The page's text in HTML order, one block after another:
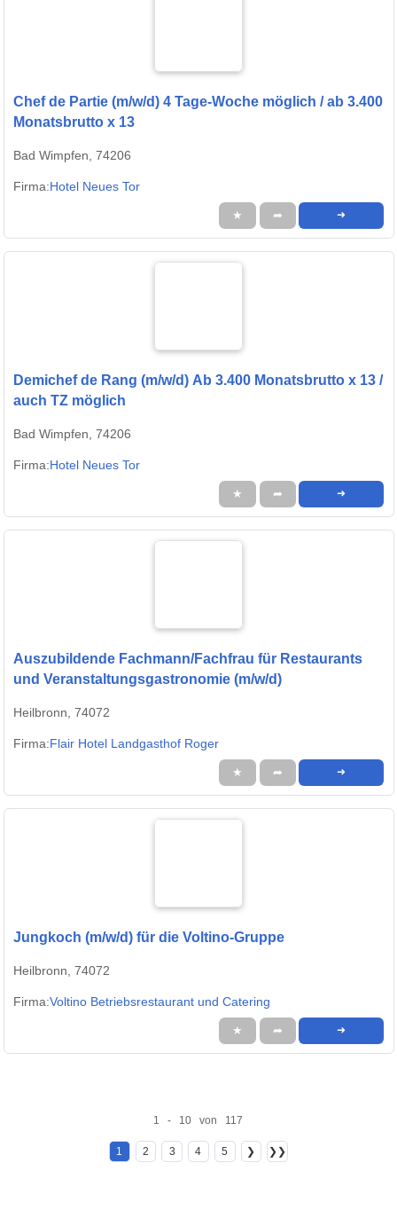
Chef de Partie (m/w/d) 4 Tage-Woche möglich / ab 3.400
Monatsbrutto x 13
Bad Wimpfen, 74206
Firma:Hotel Neues Tor
★ ➦ ➜
Demichef de Rang (m/w/d) Ab 3.400 Monatsbrutto x 13 /
auch TZ möglich
Bad Wimpfen, 74206
Firma:Hotel Neues Tor
★ ➦ ➜
Auszubildende Fachmann/Fachfrau für Restaurants
und Veranstaltungsgastronomie (m/w/d)
Heilbronn, 74072
Firma:Flair Hotel Landgasthof Roger
★ ➦ ➜
Jungkoch (m/w/d) für die Voltino-Gruppe
Heilbronn, 74072
Firma:Voltino Betriebsrestaurant und Catering
★ ➦ ➜
1 - 10 von 117
1 2 3 4 5 ❯ ❯❯